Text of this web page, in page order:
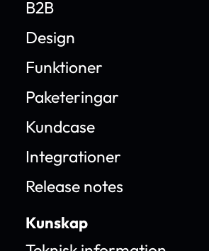
B2B
Design
Funktioner
Paketeringar
Kundcase
Integrationer
Release notes
Kunskap